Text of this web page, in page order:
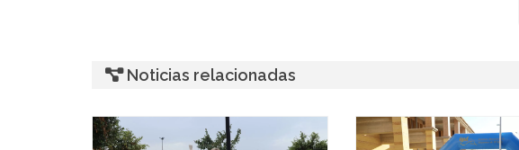
Noticias relacionadas